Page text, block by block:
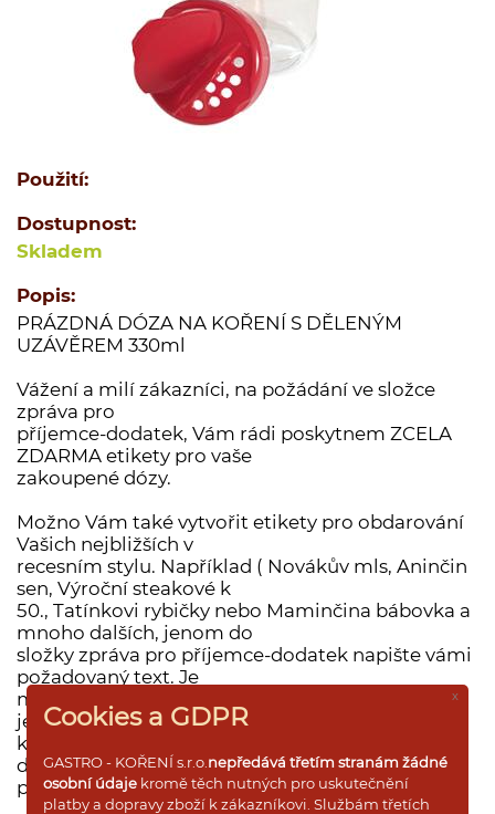
Jednodruhové koření
Kořenící směsi
Kořenící směsi pro masnou výrobu
Minutkové šťávy a omáčky
Ovoce sušené
Polévky
Cukry a dochucovací cukry
Soli a dochucovací soli
Maďarské originální kořenící speciality
Sušené houby
Tekutá koření a dochucovadla
Marinády a pasty
Potravinové přípravky
Bělka
Dárkové dřevěné kazety s kořením
Dárkové krabičky a rukávy s kořením
Prázdné dózy a kořenky na koření
Přihlášení pro VO
Použití:
Dostupnost:
Skladem
Popis:
PRÁZDNÁ DÓZA NA KOŘENÍ S DĚLENÝM
UZÁVĚREM 330ml
Vážení a milí zákazníci, na požádání ve složce
zpráva pro
příjemce-dodatek, Vám rádi poskytnem ZCELA
ZDARMA etikety pro vaše
zakoupené dózy.
Možno Vám také vytvořit etikety pro obdarování
Vašich nejbližších v
recesním stylu. Například ( Novákův mls, Aninčin
sen, Výroční steakové k
50., Tatínkovi rybičky nebo Maminčina bábovka a
mnoho dalších, jenom do
složky zpráva pro příjemce-dodatek napište vámi
požadovaný text. Je
možné také objednat z oddělení dózy -
jednodruhové koření nebo dózy -
kořenící směs a opět do zprávy pro příjemce-
dodatek napsat text
požadované etikety.
x
Cookies a GDPR
GASTRO - KOŘENÍ s.r.o. nepředává třetím stranám žádné
osobní údaje kromě těch nutných pro uskutečnění
platby a dopravy zboží k zákazníkovi. Službám třetích